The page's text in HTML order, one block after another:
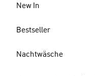
New In
Bestseller
Nachtwäsche